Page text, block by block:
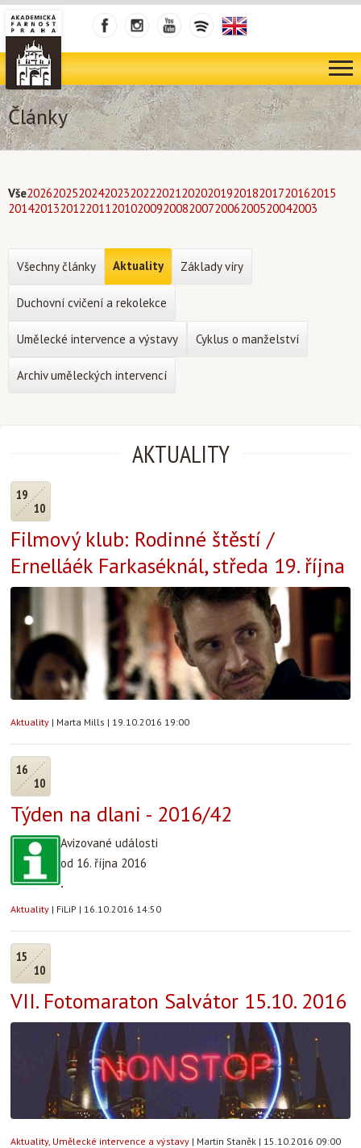
Články
Vše202620252024202320222021202020192018201720162015
201420132012201120102009200820072006200520042003
AKTUALITY
19
10
Filmový klub: Rodinné štěstí /
Ernelláék Farkaséknál, středa 19. října
Aktuality | Marta Mills | 19.10.2016 19:00
16
10
Týden na dlani - 2016/42
Avizované události
od 16. října 2016
.
Aktuality | FiLiP | 16.10.2016 14:50
15
10
VII. Fotomaraton Salvátor 15.10. 2016
Aktuality, Umělecké intervence a výstavy | Martin Staněk | 15.10.2016 09:00
Všechny články Aktuality Základy víry
Duchovní cvičení a rekolekce
Umělecké intervence a výstavy Cyklus o manželství
Archiv uměleckých intervencí